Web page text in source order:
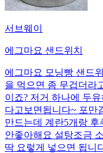
서브웨이
에그마요 샌드위치
에그마요 모닝빵 샌드
을 먹으면 좀 무겁더라
이죠? 저거 하나에 두
다고보면됩니다~ 포만
만드는데 계란5개랑 후
안좋아해요 설탕조금
딱 요렇게 넣으면 됩니